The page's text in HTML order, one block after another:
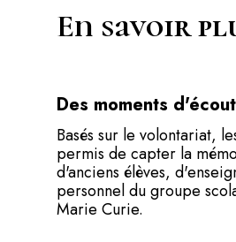
En savoir
Des moments
Basés sur le volontariat,
permis de capter la
d'anciens élèves,
personnel du groupe
Marie Curie.